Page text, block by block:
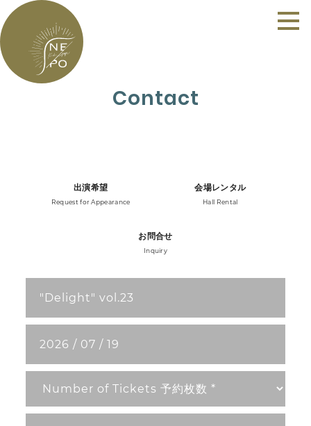
Contact
出演希望
Request for Appearance
会場レンタル
Hall Rental
お問合せ
Inquiry